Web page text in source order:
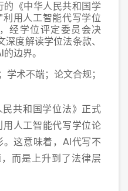
《中华人民共和国学
用人工智能代写学位
经学位评定委员会决
度解读学位法条款、
边界。
学术不端；论文合规；
共和国学位法》正式
人工智能代写学位论
这意味着，AI代写不
而是上升到了法律层